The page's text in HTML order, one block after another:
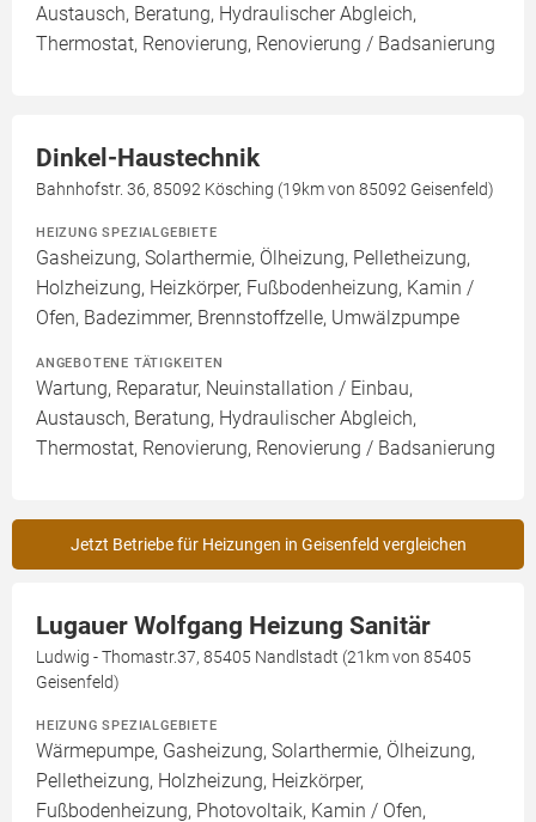
Austausch, Beratung, Hydraulischer Abgleich,
Thermostat, Renovierung, Renovierung / Badsanierung
Dinkel-Haustechnik
Bahnhofstr. 36, 85092 Kösching (19km von 85092 Geisenfeld)
HEIZUNG SPEZIALGEBIETE
Gasheizung, Solarthermie, Ölheizung, Pelletheizung,
Holzheizung, Heizkörper, Fußbodenheizung, Kamin /
Ofen, Badezimmer, Brennstoffzelle, Umwälzpumpe
ANGEBOTENE TÄTIGKEITEN
Wartung, Reparatur, Neuinstallation / Einbau,
Austausch, Beratung, Hydraulischer Abgleich,
Thermostat, Renovierung, Renovierung / Badsanierung
Jetzt Betriebe für Heizungen in Geisenfeld vergleichen
Lugauer Wolfgang Heizung Sanitär
Ludwig - Thomastr.37, 85405 Nandlstadt (21km von 85405
Geisenfeld)
HEIZUNG SPEZIALGEBIETE
Wärmepumpe, Gasheizung, Solarthermie, Ölheizung,
Pelletheizung, Holzheizung, Heizkörper,
Fußbodenheizung, Photovoltaik, Kamin / Ofen,